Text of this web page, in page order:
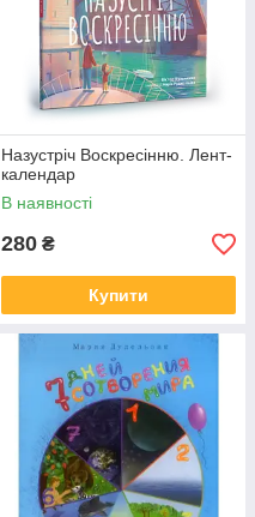
Назустріч Воскресінню. Лент-
календар
В наявності
280 ₴
Купити